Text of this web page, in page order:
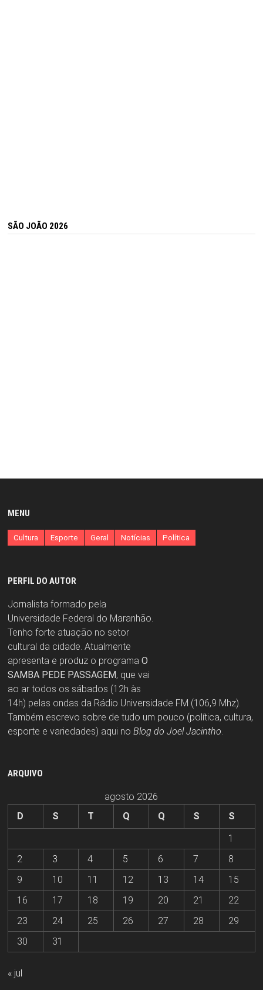
SÃO JOÃO 2026
MENU
Cultura Esporte Geral Notícias Política
PERFIL DO AUTOR
Jornalista formado pela
Universidade Federal do Maranhão.
Tenho forte atuação no setor
cultural da cidade. Atualmente
apresenta e produz o programa O
SAMBA PEDE PASSAGEM, que vai
ao ar todos os sábados (12h às
14h) pelas ondas da Rádio Universidade FM (106,9 Mhz).
Também escrevo sobre de tudo um pouco (política, cultura,
esporte e variedades) aqui no Blog do Joel Jacintho
ARQUIVO
agosto 2026
D
S T Q Q S
S
1
2
3 4 5 6 7
8
9
10 11 12 13 14
15
16
17 18 19 20 21
22
23
24 25 26 27 28
29
30
31
« jul